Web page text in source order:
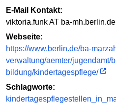
E-Mail Kontakt:
viktoria.funk AT ba-mh.berlin.de
Webseite:
https://www.berlin.de/ba-
verwaltung/aemter/jugendamt/
bildung/kindertagespflege/
Schlagworte: